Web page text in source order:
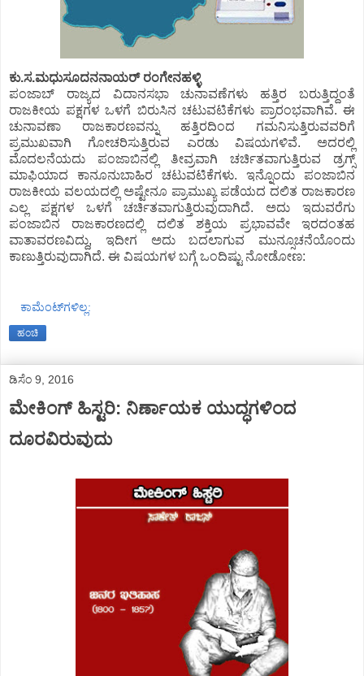
ಕು.ಸ.ಮಧುಸೂದನನಾಯರ್ ರಂಗೇನಹಳ್ಳಿ
ಪಂಜಾಬ್ ರಾಜ್ಯದ ವಿದಾನಸಭಾ ಚುನಾವಣೆಗಳು ಹತ್ತಿರ ಬರುತ್ತಿದ್ದಂತೆ
ರಾಜಕೀಯ ಪಕ್ಷಗಳ ಒಳಗೆ ಬಿರುಸಿನ ಚಟುವಟಿಕೆಗಳು ಪ್ರಾರಂಭವಾಗಿವೆ. ಈ
ಚುನಾವಣಾ ರಾಜಕಾರಣವನ್ನು ಹತ್ತಿರದಿಂದ ಗಮನಿಸುತ್ತಿರುವವರಿಗೆ
ಪ್ರಮುಖವಾಗಿ ಗೋಚರಿಸುತ್ತಿರುವ ಎರಡು ವಿಷಯಗಳಿವೆ. ಅದರಲ್ಲಿ
ಮೊದಲನೆಯದು ಪಂಜಾಬಿನಲ್ಲಿ ತೀವ್ರವಾಗಿ ಚರ್ಚಿತವಾಗುತ್ತಿರುವ ಡ್ರಗ್ಸ್
ಮಾಫಿಯಾದ ಕಾನೂನುಬಾಹಿರ ಚಟುವಟಿಕೆಗಳು. ಇನ್ನೊಂದು ಪಂಜಾಬಿನ
ರಾಜಕೀಯ ವಲಯದಲ್ಲಿ ಅಷ್ಟೇನೂ ಪ್ರಾಮುಖ್ಯ ಪಡೆಯದ ದಲಿತ ರಾಜಕಾರಣ
ಎಲ್ಲ ಪಕ್ಷಗಳ ಒಳಗೆ ಚರ್ಚಿತವಾಗುತ್ತಿರುವುದಾಗಿದೆ. ಅದು ಇದುವರೆಗು
ಪಂಜಾಬಿನ ರಾಜಕಾರಣದಲ್ಲಿ ದಲಿತ ಶಕ್ತಿಯ ಪ್ರಭಾವವೇ ಇರದಂತಹ
ವಾತಾವರಣವಿದ್ದು, ಇದೀಗ ಅದು ಬದಲಾಗುವ ಮುನ್ಸೂಚನೆಯೊಂದು
ಕಾಣುತ್ತಿರುವುದಾಗಿದೆ. ಈ ವಿಷಯಗಳ ಬಗ್ಗೆ ಒಂದಿಷ್ಟು ನೋಡೋಣ:
ಕಾಮೆಂಟ್‌ಗಳಿಲ್ಲ:
ಹಂಚಿ
ಡಿಸೆಂ 9, 2016
ಮೇಕಿಂಗ್ ಹಿಸ್ಟರಿ: ನಿರ್ಣಾಯಕ ಯುದ್ಧಗಳಿಂದ
ದೂರವಿರುವುದು